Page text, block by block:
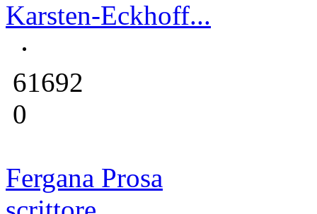
Karsten-Eckhoff...
61692
0
Fergana Prosa